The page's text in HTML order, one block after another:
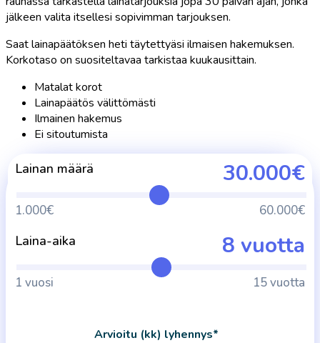
jälkeen valita itsellesi sopivimman tarjouksen.
Saat lainapäätöksen heti täytettyäsi ilmaisen hakemuksen.
Korkotaso on suositeltavaa tarkistaa kuukausittain.
Matalat korot
Lainapäätös välittömästi
Ilmainen hakemus
Ei sitoutumista
Lainan määrä 30.000€
1.000€ 60.000€
Laina-aika 8 vuotta
1 vuosi 15 vuotta
Arvioitu (kk) lyhennys*